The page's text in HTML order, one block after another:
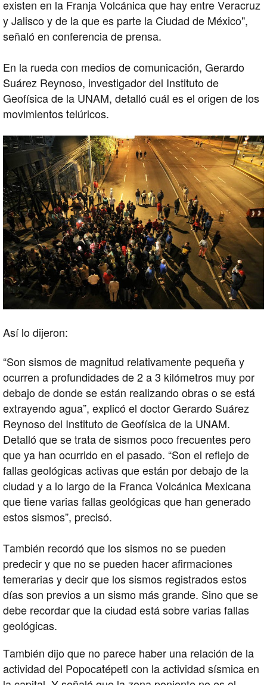
existen en la Franja Volcánica que hay entre Veracruz
y Jalisco y de la que es parte la Ciudad de México",
señaló en conferencia de prensa.
En la rueda con medios de comunicación, Gerardo
Suárez Reynoso, investigador del Instituto de
Geofísica de la UNAM, detalló cuál es el origen de los
movimientos telúricos.
Así lo dijeron:
“Son sismos de magnitud relativamente pequeña y
ocurren a profundidades de 2 a 3 kilómetros muy por
debajo de donde se están realizando obras o se está
extrayendo agua”, explicó el doctor Gerardo Suárez
Reynoso del Instituto de Geofísica de la UNAM.
Detalló que se trata de sismos poco frecuentes pero
que ya han ocurrido en el pasado. “Son el reflejo de
fallas geológicas activas que están por debajo de la
ciudad y a lo largo de la Franca Volcánica Mexicana
que tiene varias fallas geológicas que han generado
estos sismos”, precisó.
También recordó que los sismos no se pueden
predecir y que no se pueden hacer afirmaciones
temerarias y decir que los sismos registrados estos
días son previos a un sismo más grande. Sino que se
debe recordar que la ciudad está sobre varias fallas
geológicas.
También dijo que no parece haber una relación de la
actividad del Popocatépetl con la actividad sísmica en